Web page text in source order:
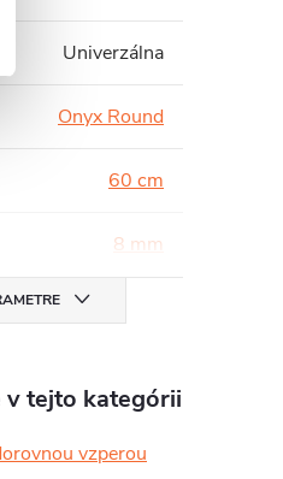
Univerzálna
Onyx Round
60 cm
8 mm
tejto kategórii
vzperou